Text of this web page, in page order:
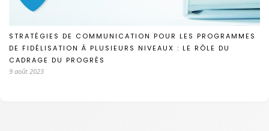
STRATÉGIES DE COMMUNICATION POUR LES PROGRAMMES
DE FIDÉLISATION À PLUSIEURS NIVEAUX : LE RÔLE DU
CADRAGE DU PROGRÈS
9 août 2023